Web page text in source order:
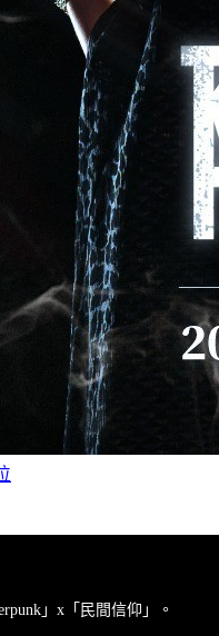
」x「民間信仰」。